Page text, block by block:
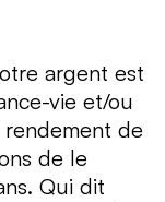
argent est
vie et/ou
de
de le
Qui dit